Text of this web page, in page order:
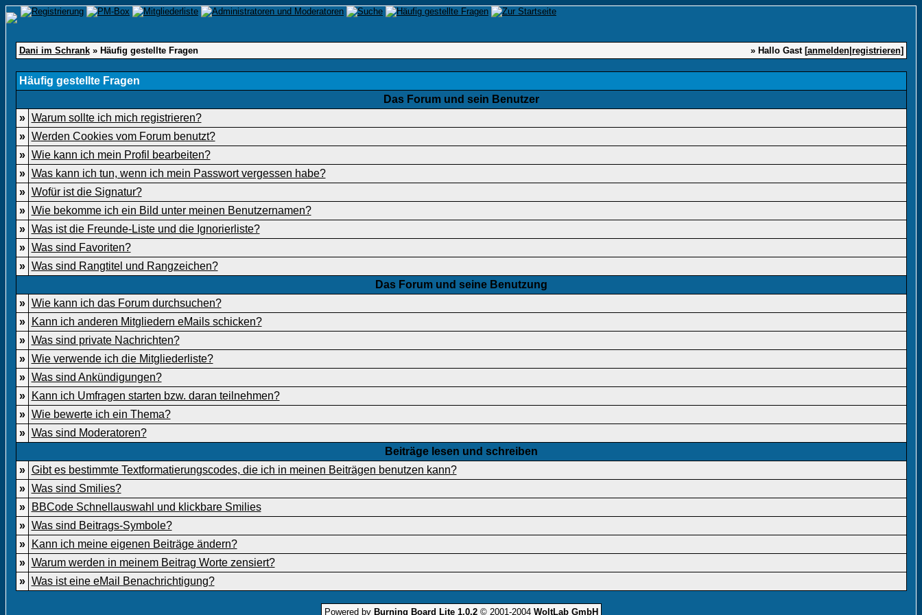
Dani im Schrank» Häufig gestellte Fragen » Hallo Gast [anmelden| registrieren]
Häufig gestellte Fragen
Das Forum und sein Benutzer
» Warum sollte ich mich registrieren?
» Werden Cookies vom Forum benutzt?
» Wie kann ich mein Profil bearbeiten?
» Was kann ich tun, wenn ich mein Passwort vergessen habe?
» Wofür ist die Signatur?
» Wie bekomme ich ein Bild unter meinen Benutzernamen?
» Was ist die Freunde-Liste und die Ignorierliste?
» Was sind Favoriten?
» Was sind Rangtitel und Rangzeichen?
Das Forum und seine Benutzung
» Wie kann ich das Forum durchsuchen?
»
Kann ich anderen Mitgliedern eMails schicken?
» Was sind private Nachrichten?
» Wie verwende ich die Mitgliederliste?
» Was sind Ankündigungen?
»
Kann ich Umfragen starten bzw. daran teilnehmen?
» Wie bewerte ich ein Thema?
» Was sind Moderatoren?
Beiträge lesen und schreiben
» Gibt es bestimmte Textformatierungscodes, die ich in meinen Beiträgen benutzen kann?
» Was sind Smilies?
»
BBCode Schnellauswahl und klickbare Smilies
» Was sind Beitrags-Symbole?
»
Kann ich meine eigenen Beiträge ändern?
» Warum werden in meinem Beitrag Worte zensiert?
» Was ist eine eMail Benachrichtigung?
Powered by Burning Board Lite 1.0.2© 2001-2004 WoltLab GmbH